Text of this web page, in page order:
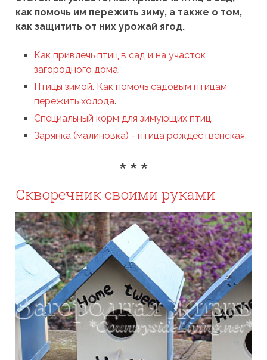
как помочь им пережить зиму, а также о том,
как защитить от них урожай ягод.
Как привлечь птиц в сад и на участок
загородного дома.
Птицы зимой. Как помочь садовым птицам
пережить холода.
Специальный корм для зимующих птиц.
Зарянка (малиновка) - птица рождественская.
* * *
Cкворечник своими руками